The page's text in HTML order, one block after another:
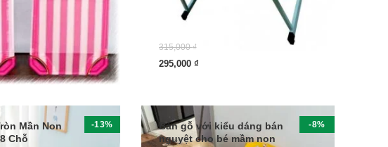
315,000₫
295,000 ₫
-13%
Mần Non
Chỗ
-8%
Bàn gỗ với kiểu dáng bán
nguyệt cho bé mầm non